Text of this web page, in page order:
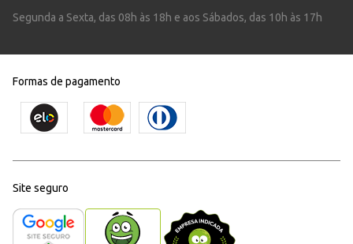
Segunda a Sexta, das 08h às 18h e aos Sábados, das 10h às 17h
Formas de pagamento
Site seguro